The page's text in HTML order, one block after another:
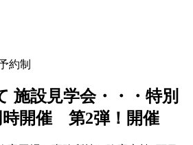
約制
施設見学会・・・特別
時開催 第2弾！開催